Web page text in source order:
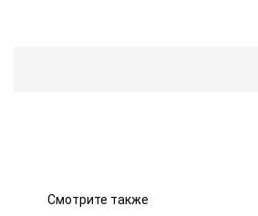
Смотрите также